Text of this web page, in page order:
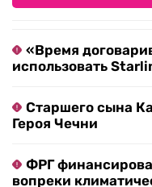
«Время
использовать
Старшего сына
Героя Чечни
ФРГ
вопреки